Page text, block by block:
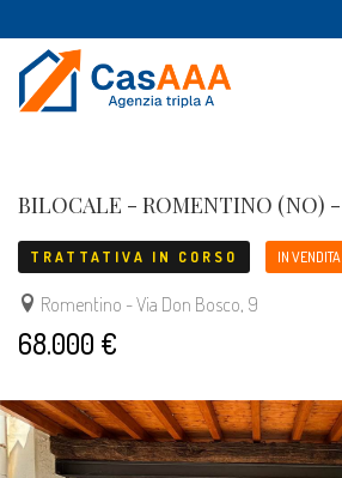
BILOCALE - ROMENTINO (NO)
TRATTATIVA IN CORSO IN VENDITA
Romentino - Via Don Bosco, 9
68.000 €